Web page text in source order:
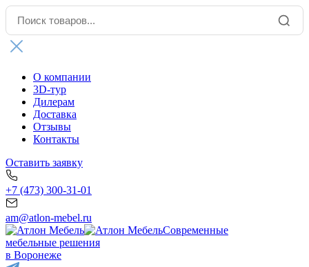
О компании
3D-тур
Дилерам
Доставка
Отзывы
Контакты
Оставить заявку
+7 (473) 300-31-01
am@atlon-mebel.ru
Современные
мебельные решения
в Воронеже